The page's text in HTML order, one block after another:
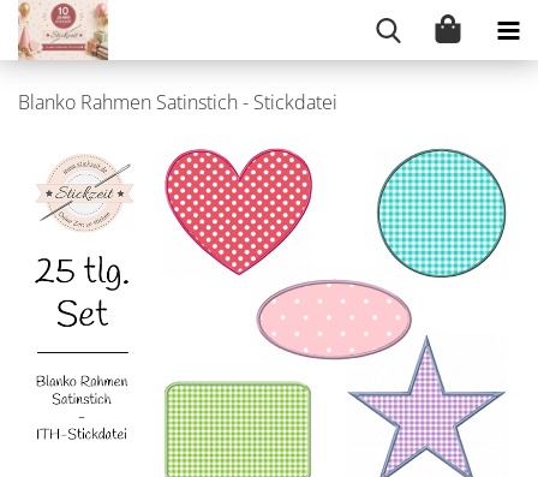
Blanko Rahmen Satinstich - Stickdatei